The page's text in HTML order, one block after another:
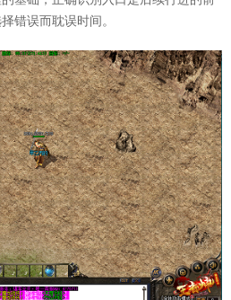
错误而耽误时间。